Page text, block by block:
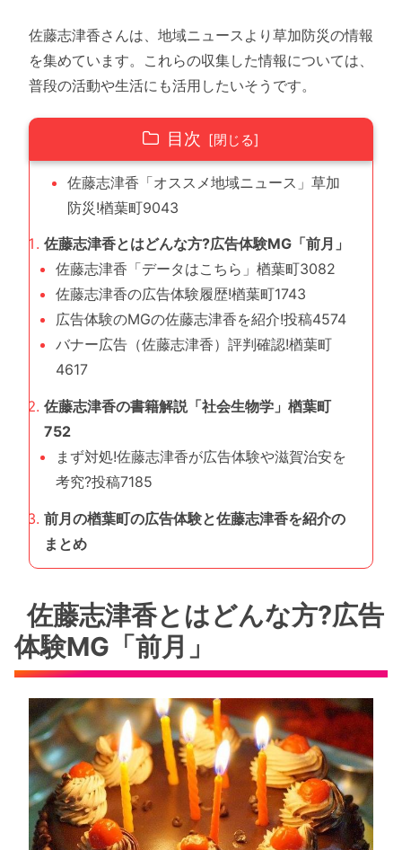
佐藤志津香さんは、地域ニュースより草加防災の情報
を集めています。これらの収集した情報については、
普段の活動や生活にも活用したいそうです。
目次
佐藤志津香「オススメ地域ニュース」草加
防災!楢葉町9043
佐藤志津香とはどんな方?広告体験MG「前月」
佐藤志津香「データはこちら」楢葉町3082
佐藤志津香の広告体験履歴!楢葉町1743
広告体験のMGの佐藤志津香を紹介!投稿4574
バナー広告（佐藤志津香）評判確認!楢葉町
4617
佐藤志津香の書籍解説「社会生物学」楢葉町
752
まず対処!佐藤志津香が広告体験や滋賀治安を
考究?投稿7185
前月の楢葉町の広告体験と佐藤志津香を紹介の
まとめ
佐藤志津香とはどんな方?広告
体験MG「前月」